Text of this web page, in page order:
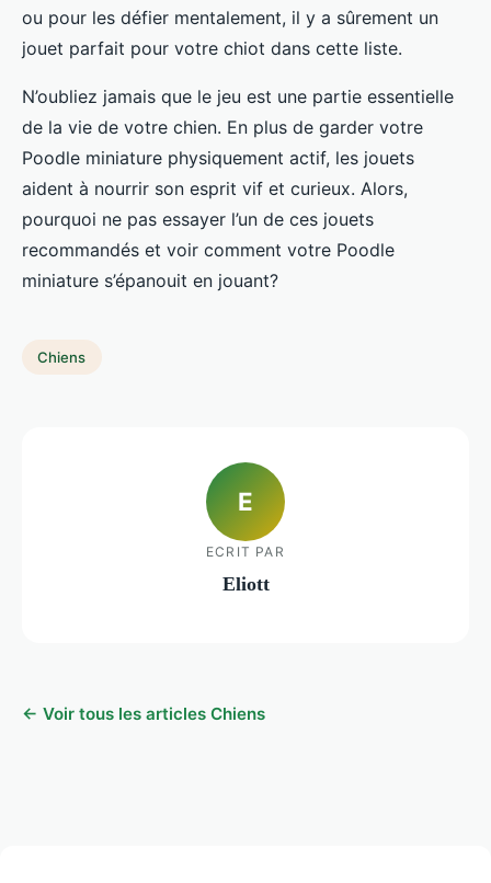
ou pour les défier mentalement, il y a sûrement un
jouet parfait pour votre chiot dans cette liste.
N’oubliez jamais que le jeu est une partie essentielle
de la vie de votre chien. En plus de garder votre
Poodle miniature physiquement actif, les jouets
aident à nourrir son esprit vif et curieux. Alors,
pourquoi ne pas essayer l’un de ces jouets
recommandés et voir comment votre Poodle
miniature s’épanouit en jouant?
Chiens
E
ECRIT PAR
Eliott
← Voir tous les articles Chiens